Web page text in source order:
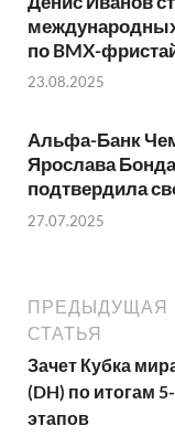
по BMX-
23.08.2025
Альфа-Банк
Ярослава
подтвердила
27.07.2025
ПРЕДЫДУЩАЯ
СТАТЬЯ
Зачет Кубка
(DH) по итогам
этапов